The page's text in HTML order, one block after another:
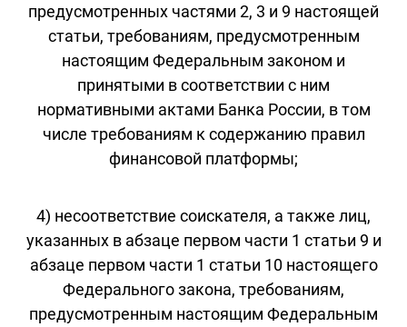
предусмотренных частями 2, 3 и 9 настоящей
статьи, требованиям, предусмотренным
настоящим Федеральным законом и
принятыми в соответствии с ним
нормативными актами Банка России, в том
числе требованиям к содержанию правил
финансовой платформы;
4) несоответствие соискателя, а также лиц,
указанных в абзаце первом части 1 статьи 9 и
абзаце первом части 1 статьи 10 настоящего
Федерального закона, требованиям,
предусмотренным настоящим Федеральным